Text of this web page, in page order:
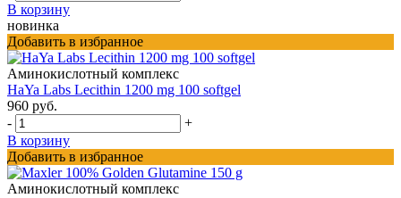
В корзину
новинка
Добавить в избранное
Аминокислотный комплекс
HaYa Labs Lecithin 1200 mg 100 softgel
960 руб.
-
+
В корзину
Добавить в избранное
Аминокислотный комплекс